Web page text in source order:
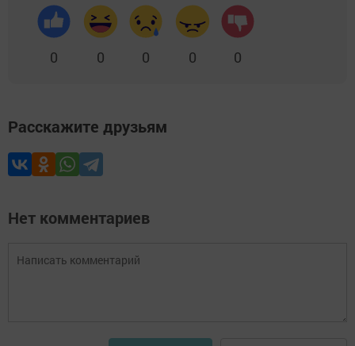
0 0 0 0 0
Расскажите друзьям
Нет комментариев